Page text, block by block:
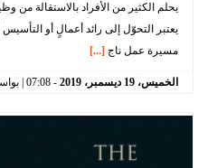
يحلم الكثير من الأفراد بالاستقالة من
يعتبر التحوّل إلى رائد أعمالٍ أو
مسيرة عمل ناج [...]
الخميس، 19 ديسمبر، 2019
-
07:08
|